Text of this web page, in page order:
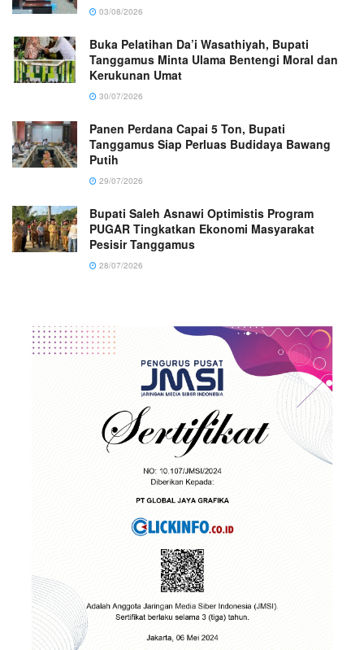
03/08/2026
Buka Pelatihan Da’i Wasathiyah, Bupati
Tanggamus Minta Ulama Bentengi Moral dan
Kerukunan Umat
30/07/2026
Panen Perdana Capai 5 Ton, Bupati
Tanggamus Siap Perluas Budidaya Bawang
Putih
29/07/2026
Bupati Saleh Asnawi Optimistis Program
PUGAR Tingkatkan Ekonomi Masyarakat
Pesisir Tanggamus
28/07/2026